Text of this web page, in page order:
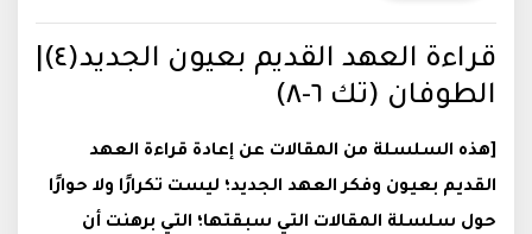
قراءة العهد القديم بعيون الجديد(٤)|
الطوفان (تك ٦-٨)
[هذه السلسلة من المقالات عن إعادة قراءة العهد
القديم بعيون وفكر العهد الجديد؛ ليست تكرارًا ولا حوارًا
حول سلسلة المقالات التي سبقتها؛ التي برهنت أن